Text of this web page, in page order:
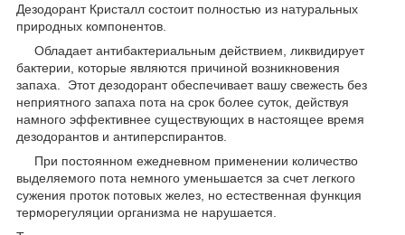
Дезодорант Кристалл состоит полностью из натуральных
природных компонентов.
Обладает антибактериальным действием, ликвидирует
бактерии, которые являются причиной возникновения
запаха. Этот дезодорант обеспечивает вашу свежесть без
неприятного запаха пота на срок более суток, действуя
намного эффективнее существующих в настоящее время
дезодорантов и антиперспирантов.
При постоянном ежедневном применении количество
выделяемого пота немного уменьшается за счет легкого
сужения проток потовых желез, но естественная функция
терморегуляции организма не нарушается.